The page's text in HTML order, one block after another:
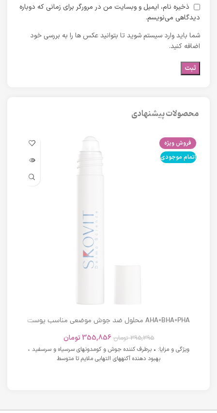
ذخیره نام، ایمیل و وبسایت من در مرورگر برای زمانی که دوباره
دیدگاهی می‌نویسم.
شما باید وارد سیستم شوید تا بتوانید عکس ها را به بررسی خود
اضافه کنید.
محصولات پیشنهادی
فروش ویژه
اتمام موجودی
AHA+BHA+PHA محلول ضد جوش موضعی مناسب پوست
395,395 تومان 355,856 تومان
ویژگی و مزایا: • برطرف کننده جوش و کومدونهای سرسیاه و سرسفید •
بهبود دهنده آکنههای التهابی ملایم تا متوسط